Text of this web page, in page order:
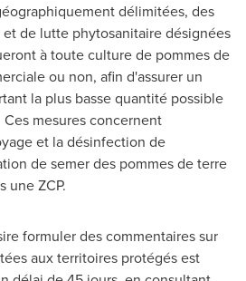
délimitées, des
de lutte phytosanitaire désignées
à toute culture de pommes de
ou non, afin d'assurer un
la plus basse quantité possible
mesures concernent
et la désinfection de
de semer des pommes de terre
une ZCP.
formuler des commentaires sur
aux territoires protégés est